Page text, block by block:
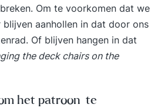
Om te voorkomen dat we
aanhollen in dat door ons
Of blijven hangen in dat
the deck chairs on the
het patroon te